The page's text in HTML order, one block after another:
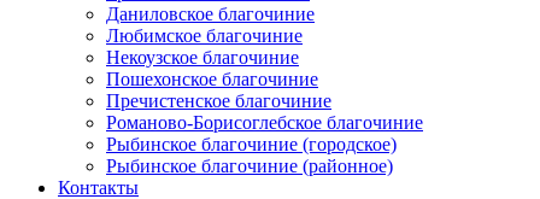
Даниловское благочиние
Любимское благочиние
Некоузское благочиние
Пошехонское благочиние
Пречистенское благочиние
Романово-Борисоглебское благочиние
Рыбинское благочиние (городское)
Рыбинское благочиние (районное)
Контакты